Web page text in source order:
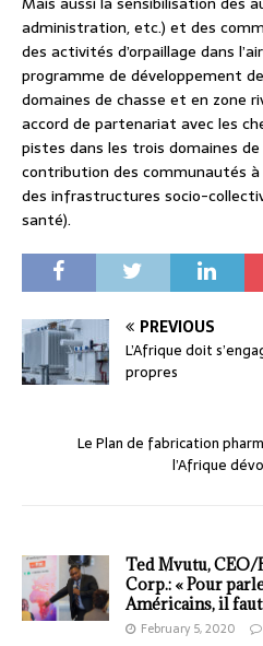
administration, etc.) et des
des activités d’orpaillage dans
programme de développement
domaines de chasse et en zone
accord de partenariat avec les
pistes dans les trois domaines
contribution des communautés
des infrastructures socio-
santé).
PREVIOUS
L’Afrique doit
propres
Le Plan de fabrication
l’Afrique
Ted Mvutu, CEO/
Corp.: « Pour
Américains, il
February 5, 2020